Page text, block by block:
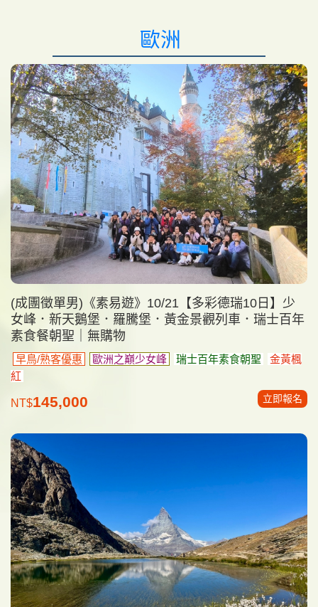
歐洲
(成團徵單男)《素易遊》10/21【多彩德瑞10日】少
女峰．新天鵝堡．羅騰堡．黃金景觀列車．瑞士百年
素食餐朝聖｜無購物
早鳥/熟客優惠 歐洲之巔少女峰 瑞士百年素食朝聖
金黃楓
紅
NT$145,000 立即報名